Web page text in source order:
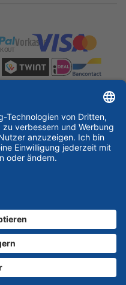
Vorkasse
new